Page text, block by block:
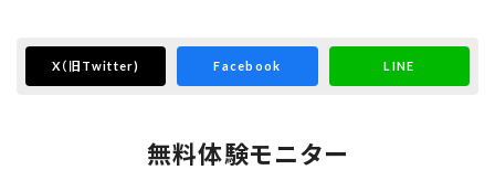
X （旧Twitter) Facebook LINE
無料体験モニター